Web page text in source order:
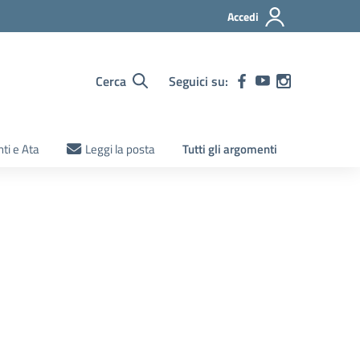
Accedi
Cerca Seguici su:
e Ata Leggi la posta Tutti gli argomenti